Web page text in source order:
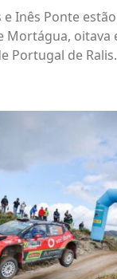
e Inês Ponte
Mortágua, oitava
Portugal de Ralis.